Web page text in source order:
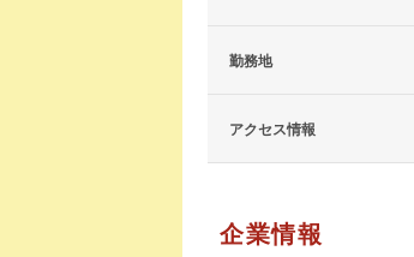
勤務地
アクセス情報
企業情報